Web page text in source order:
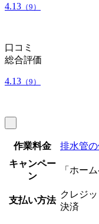
4.13 （9）
口コミ
総合評価
4.13 （9）
作業料金
排水管の
キャンペー
ン
「ホー
支払い方法
クレジ
決済